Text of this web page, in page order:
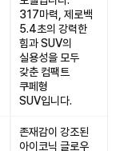
317마력, 제로백
5.4초의 강력한
힘과 SUV의
실용성을 모두
갖춘 컴팩트
쿠페형
SUV입니다.
존재감이 강조된
아이코닉 글로우